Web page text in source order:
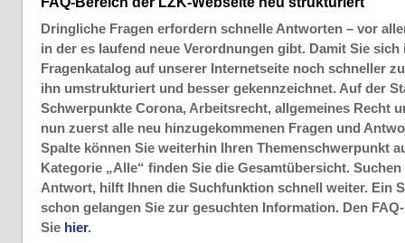
Dringliche Fragen erfordern schnelle Antworten – vor
in der es laufend neue Verordnungen gibt. Damit Sie sich
Fragenkatalog auf unserer Internetseite noch schneller
ihn umstrukturiert und besser gekennzeichnet. Auf der
Schwerpunkte Corona, Arbeitsrecht, allgemeines Recht
nun zuerst alle neu hinzugekommenen Fragen und
Spalte können Sie weiterhin Ihren Themenschwerpunkt
Kategorie „Alle“ finden Sie die Gesamtübersicht.
Antwort, hilft Ihnen die Suchfunktion schnell weiter. Ein
schon gelangen Sie zur gesuchten Information. Den
Sie hier.